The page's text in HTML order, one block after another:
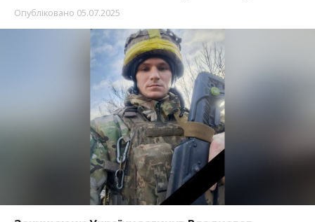
Опубліковано 05.07.2025